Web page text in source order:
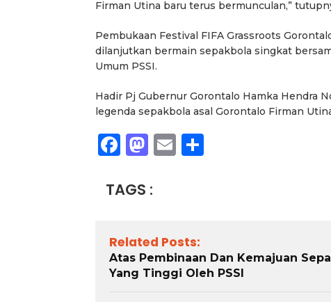
Firman Utina baru terus bermunculan,”
Pembukaan Festival FIFA Grassroots
dilanjutkan bermain sepakbola singkat
Umum PSSI.
Hadir Pj Gubernur Gorontalo Hamka Hendra
legenda sepakbola asal Gorontalo Firman
Facebook
Mastodon
Email
TAGS :
Related Posts:
Atas Pembinaan Dan Kemajuan
Yang Tinggi Oleh PSSI